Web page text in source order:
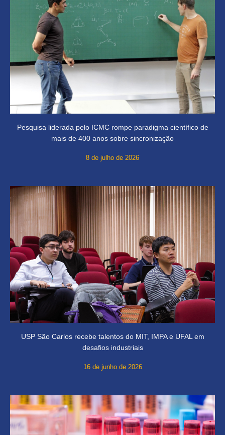
Pesquisa liderada pelo ICMC rompe paradigma científico de
mais de 400 anos sobre sincronização
8 de julho de 2026
USP São Carlos recebe talentos do MIT, IMPA e UFAL em
desafios industriais
16 de junho de 2026